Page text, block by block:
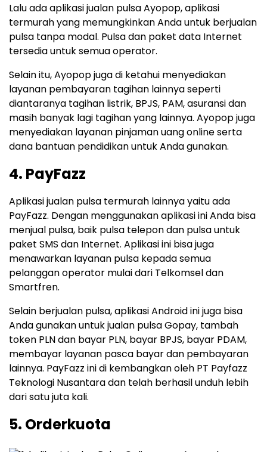
Lalu ada aplikasi jualan pulsa Ayopop, aplikasi
termurah yang memungkinkan Anda untuk berjualan
pulsa tanpa modal. Pulsa dan paket data Internet
tersedia untuk semua operator.
Selain itu, Ayopop juga di ketahui menyediakan
layanan pembayaran tagihan lainnya seperti
diantaranya tagihan listrik, BPJS, PAM, asuransi dan
masih banyak lagi tagihan yang lainnya. Ayopop juga
menyediakan layanan pinjaman uang online serta
dana bantuan pendidikan untuk Anda gunakan.
4. PayFazz
Aplikasi jualan pulsa termurah lainnya yaitu ada
PayFazz. Dengan menggunakan aplikasi ini Anda bisa
menjual pulsa, baik pulsa telepon dan pulsa untuk
paket SMS dan Internet. Aplikasi ini bisa juga
menawarkan layanan pulsa kepada semua
pelanggan operator mulai dari Telkomsel dan
Smartfren.
Selain berjualan pulsa, aplikasi Android ini juga bisa
Anda gunakan untuk jualan pulsa Gopay, tambah
token PLN dan bayar PLN, bayar BPJS, bayar PDAM,
membayar layanan pasca bayar dan pembayaran
lainnya. PayFazz ini di kembangkan oleh PT Payfazz
Teknologi Nusantara dan telah berhasil unduh lebih
dari satu juta kali.
5. Orderkuota